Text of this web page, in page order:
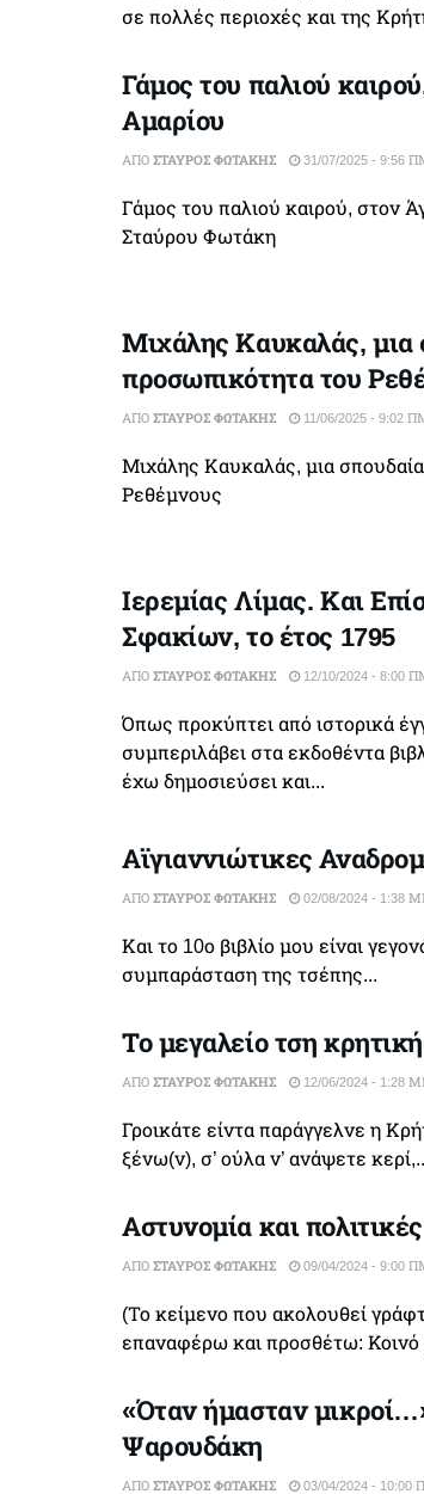
σε πολλές περιοχές και της
Γάμος του παλιού
Αμαρίου
ΑΠΌ ΣΤΑΎΡΟΣ ΦΩΤΆΚΗΣ 31/07/2025 - 9:56
Γάμος του παλιού καιρού, στον
Σταύρου Φωτάκη
Μιχάλης Καυκαλάς, μια
προσωπικότητα του
ΑΠΌ ΣΤΑΎΡΟΣ ΦΩΤΆΚΗΣ 11/06/2025 - 9:02
Μιχάλης Καυκαλάς, μια
Ρεθέμνους
Ιερεμίας Λίμας. Και
Σφακίων, το έτος 1795
ΑΠΌ ΣΤΑΎΡΟΣ ΦΩΤΆΚΗΣ 12/10/2024 - 8:00
Όπως προκύπτει από ιστορικά
συμπεριλάβει στα εκδοθέντα
έχω δημοσιεύσει και...
Αϊγιαννιώτικες
ΑΠΌ ΣΤΑΎΡΟΣ ΦΩΤΆΚΗΣ 02/08/2024 - 1:38
Και το 10ο βιβλίο μου είναι
συμπαράσταση της τσέπης...
Το μεγαλείο τση
ΑΠΌ ΣΤΑΎΡΟΣ ΦΩΤΆΚΗΣ 12/06/2024 - 1:28
Γροικάτε είντα παράγγελνε η
ξένω(ν), σ’ ούλα ν’ ανάψετε
Αστυνομία και
ΑΠΌ ΣΤΑΎΡΟΣ ΦΩΤΆΚΗΣ 09/04/2024 - 9:00
(Το κείμενο που ακολουθεί
επαναφέρω και προσθέτω: Κοινό
«Όταν ήμασταν
Ψαρουδάκη
ΑΠΌ ΣΤΑΎΡΟΣ ΦΩΤΆΚΗΣ 03/04/2024 - 10:00